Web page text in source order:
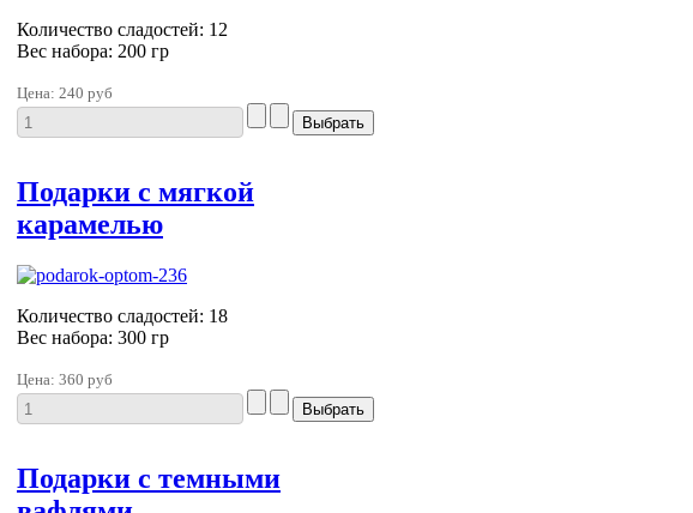
Количество сладостей: 12
Вес набора: 200 гр
Цена: 240 руб
Подарки с мягкой
карамелью
Количество сладостей: 18
Вес набора: 300 гр
Цена: 360 руб
Подарки с темными